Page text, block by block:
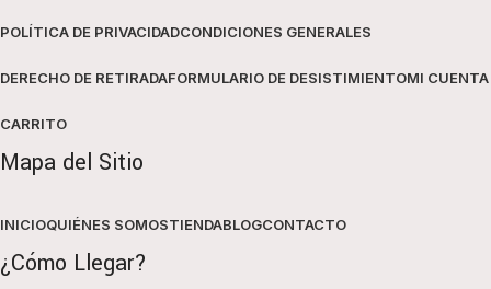
POLÍTICA DE PRIVACIDADCONDICIONES GENERALES
DERECHO DE RETIRADAFORMULARIO DE DESISTIMIENTOMI CUENTA
CARRITO
Mapa del Sitio
INICIOQUIÉNES SOMOSTIENDABLOGCONTACTO
¿Cómo Llegar?